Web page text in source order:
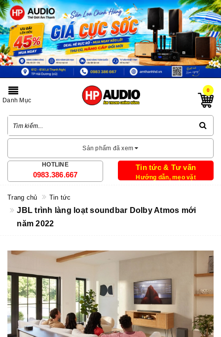
0
Danh Mục
Sản phẩm đã xem
HOTLINE
0983.386.667
Tin tức & Tư vấn
Hướng dẫn, mẹo vặt
Trang chủ Tin tức
JBL trình làng loạt soundbar Dolby Atmos mới
năm 2022